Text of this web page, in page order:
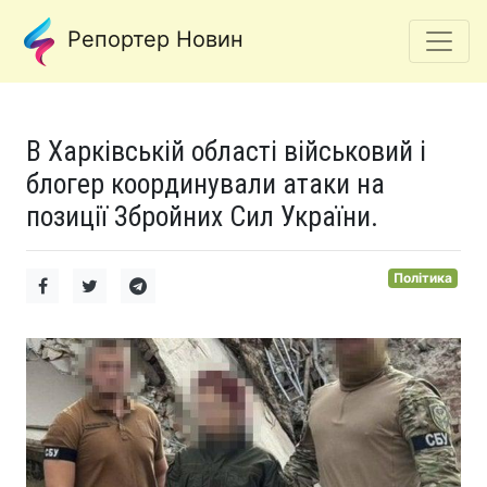
Репортер Новин
В Харківській області військовий і
блогер координували атаки на
позиції Збройних Сил України.
Політика